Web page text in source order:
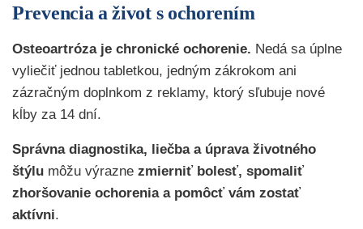
Prevencia a život s ochorením
Osteoartróza je chronické ochorenie. Nedá sa úplne
vyliečiť jednou tabletkou, jedným zákrokom ani
zázračným doplnkom z reklamy, ktorý sľubuje nové
kĺby za 14 dní.
Správna diagnostika, liečba a úprava životného
štýlu môžu výrazne zmierniť bolesť, spomaliť
zhoršovanie ochorenia a pomôcť vám zostať
aktívni.